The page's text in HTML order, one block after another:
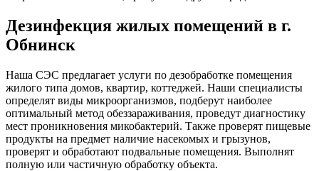
Дезинфекция жилых помещений в г.
Обнинск
Наша СЭС предлагает услуги по дезобработке помещения
жилого типа домов, квартир, коттеджей. Наши специалисты
определят виды микроорганизмов, подберут наиболее
оптимальный метод обеззараживания, проведут диагностику
мест проникновения микобактерий. Также проверят пищевые
продукты на предмет наличие насекомых и грызунов,
проверят и обработают подвальные помещения. Выполнят
полную или частичную обработку объекта.